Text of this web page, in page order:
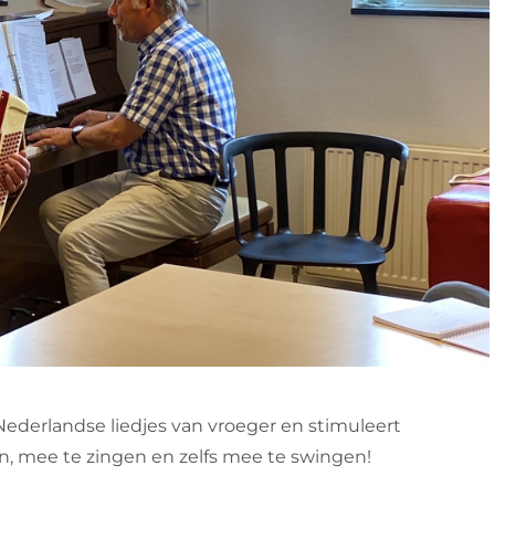
liedjes van vroeger en stimuleert
mee te zingen en zelfs mee te swingen!